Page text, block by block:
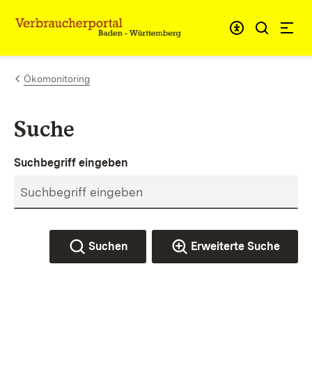
Zum Inhalt springen
Link zur Startseite
Ökomonitoring
Suche
Suchbegriff eingeben
Suchen Erweiterte Suche